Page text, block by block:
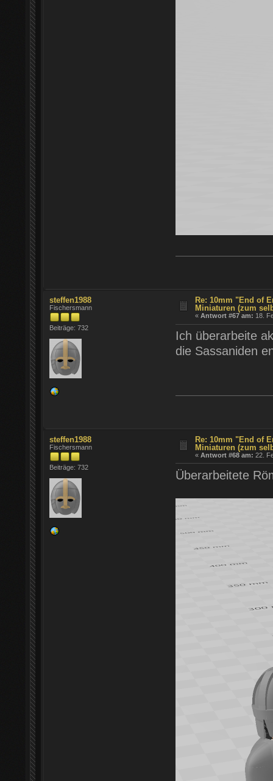
steffen1988
Fischersmann
Beiträge: 732
Re: 10mm "End of
Miniaturen (zum
«Antwort #67 am: 18.
Ich überarbeite
die Sassaniden
steffen1988
Fischersmann
Beiträge: 732
Re: 10mm "End of
Miniaturen (zum
«Antwort #68 am: 22.
Überarbeitete